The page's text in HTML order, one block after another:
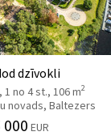
dzīvokli
1 no 4 st., 106 m2
novads, Baltezers
000 EUR